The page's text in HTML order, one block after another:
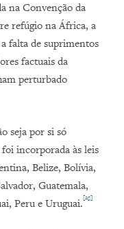
na Convenção da
refúgio na África, a
falta de suprimentos
factuais da
perturbado
seja por si só
incorporada às leis
Belize, Bolívia,
Guatemala,
Peru e Uruguai.[25]